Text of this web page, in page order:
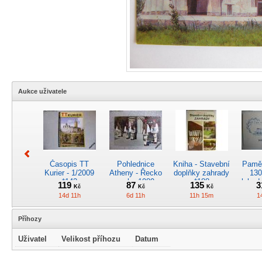
Aukce uživatele
Časopis TT
Kurier - 1/2009
*142
119Kč
14d 11h
Pohlednice
Atheny - Řecko
z roku 1989.
Nová nepoužitá
*5019
87 Kč
6d 11h
Kniha - Stavební
doplňky zahrady
*188
135 Kč
11h 15m
Příhozy
Uživatel Velikost příhozu Datum